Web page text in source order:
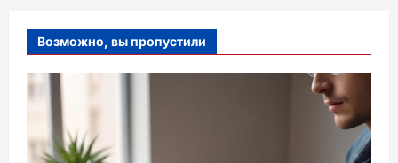
Возможно, вы пропустили